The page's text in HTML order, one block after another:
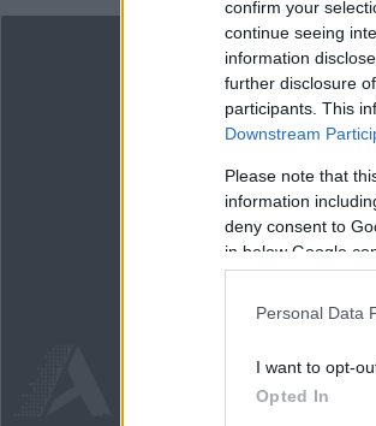
confirm your
continue seeing
information
further disclosure
participants. This
Downstream
Please note that
information
deny consent to
in below Google
Personal Data
I want to opt-
Opted In